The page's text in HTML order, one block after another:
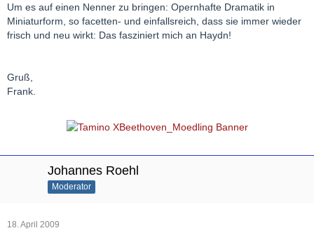
Um es auf einen Nenner zu bringen: Opernhafte Dramatik in
Miniaturform, so facetten- und einfallsreich, dass sie immer wieder
frisch und neu wirkt: Das fasziniert mich an Haydn!
Gruß,
Frank.
Johannes Roehl
Moderator
18. April 2009